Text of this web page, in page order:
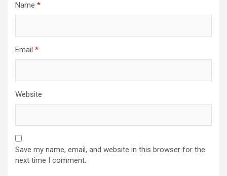
Name *
Email *
Website
Save my name, email, and website in this browser for the
next time I comment.